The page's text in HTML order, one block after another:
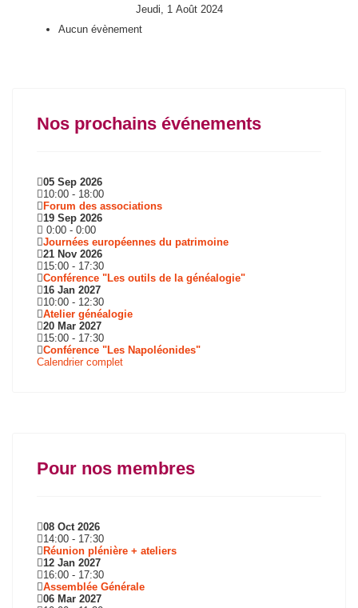
Jeudi, 1 Août 2024
Aucun évènement
Nos prochains événements
05 Sep 2026
10:00 - 18:00
Forum des associations
19 Sep 2026
0:00 - 0:00
Journées européennes du patrimoine
21 Nov 2026
15:00 - 17:30
Conférence "Les outils de la généalogie"
16 Jan 2027
10:00 - 12:30
Atelier généalogie
20 Mar 2027
15:00 - 17:30
Conférence "Les Napoléonides"
Calendrier complet
Pour nos membres
08 Oct 2026
14:00 - 17:30
Réunion plénière + ateliers
12 Jan 2027
16:00 - 17:30
Assemblée Générale
06 Mar 2027